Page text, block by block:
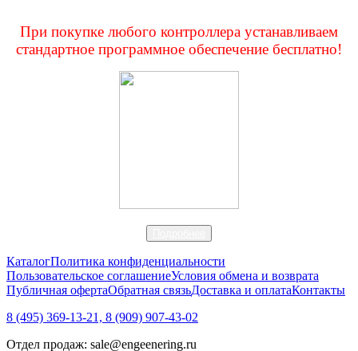
При покупке любого контроллера устанавливаем
стандартное программное обеспечение бесплатно!
КаталогПолитика конфиденциальности
Пользовательское соглашениеУсловия обмена и возврата
Публичная офертаОбратная связьДоставка и оплатаКонтакты
8 (495) 369-13-21, 8 (909) 907-43-02
Отдел продаж: sale@engeenering.ru